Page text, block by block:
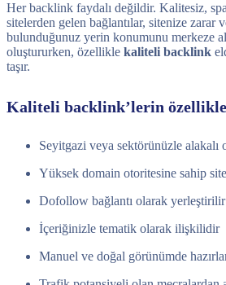
Her backlink faydalı değildir. Kalitesiz,
sitelerden gelen bağlantılar, sitenize zarar
bulunduğunuz yerin konumunu merkeze
oluştururken, özellikle kaliteli backlink
taşır.
Kaliteli backlink’lerin
Seyitgazi veya sektörünüzle alakalı
Yüksek domain otoritesine sahip
Dofollow bağlantı olarak yerleştirilir
İçeriğinizle tematik olarak ilişkilidir
Manuel ve doğal görünümde